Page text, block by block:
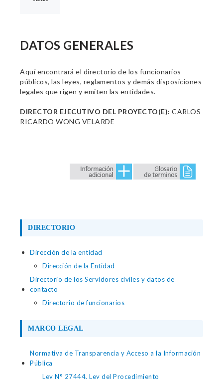
DATOS GENERALES
Aquí encontrará el directorio de los funcionarios
públicos, las leyes, reglamentos y demás disposiciones
legales que rigen y emiten las entidades.
DIRECTOR EJECUTIVO DEL PROYECTO(E): CARLOS
RICARDO WONG VELARDE
DIRECTORIO
Dirección de la entidad
Dirección de la Entidad
Directorio de los Servidores civiles y datos de
contacto
Directorio de funcionarios
MARCO LEGAL
Normativa de Transparencia y Acceso a la Información
Pública
Ley N° 27444, Ley del Procedimiento